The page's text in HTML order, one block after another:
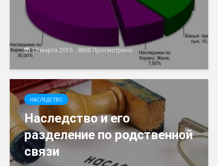
18 марта 2016 4868 Просмотрено
НАСЛЕДСТВO
Наследство и его
разделение по родственной
связи